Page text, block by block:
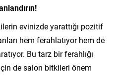
evinizde yarattığı pozitif
hem ferahlatıyor hem de
Bu tarz bir ferahlığı
de salon bitkileri önem